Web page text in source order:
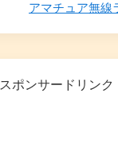
アマチュア無線
スポンサードリンク